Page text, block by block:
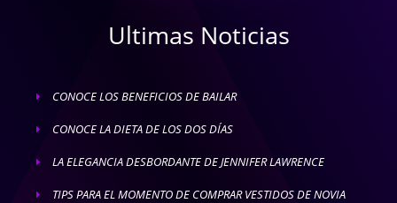
Ultimas Noticias
E CONOCE LOS BENEFICIOS DE BAILAR
E CONOCE LA DIETA DE LOS DOS DÍAS
E LA ELEGANCIA DESBORDANTE DE JENNIFER LAWRENCE
E TIPS PARA EL MOMENTO DE COMPRAR VESTIDOS DE NOVIA